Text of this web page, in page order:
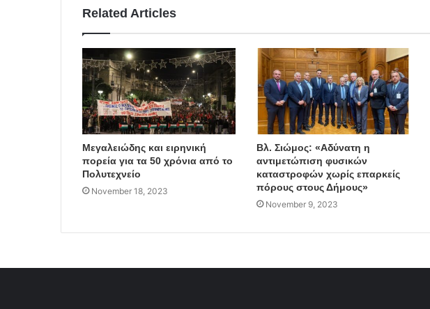
Related Articles
Μεγαλειώδης και ειρηνική
πορεία για τα 50 χρόνια από το
Πολυτεχνείο
November 18, 2023
Βλ. Σιώμος: «Αδύνατη η
αντιμετώπιση φυσικών
καταστροφών χωρίς επαρκείς
πόρους στους Δήμους»
November 9, 2023